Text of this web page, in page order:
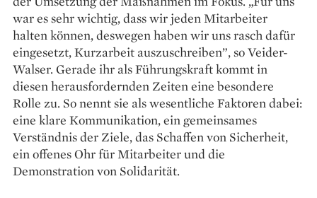
war es sehr wichtig, dass wir jeden Mitarbeiter
halten können, deswegen haben wir uns rasch dafür
eingesetzt, Kurzarbeit auszuschreiben”, so Veider-
Walser. Gerade ihr als Führungskraft kommt in
diesen herausfordernden Zeiten eine besondere
Rolle zu. So nennt sie als wesentliche Faktoren dabei:
eine klare Kommunikation, ein gemeinsames
Verständnis der Ziele, das Schaffen von Sicherheit,
ein offenes Ohr für Mitarbeiter und die
Demonstration von Solidarität.